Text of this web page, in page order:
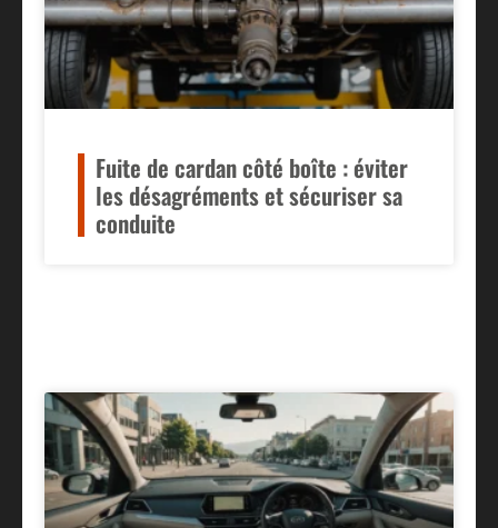
Fuite de cardan côté boîte : éviter
les désagréments et sécuriser sa
conduite